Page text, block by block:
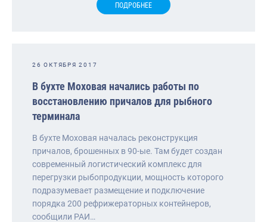
ПОДРОБНЕЕ
26 ОКТЯБРЯ 2017
В бухте Моховая начались работы по
восстановлению причалов для рыбного
терминала
В бухте Моховая началась реконструкция
причалов, брошенных в 90-ые. Там будет создан
современный логистический комплекс для
перегрузки рыбопродукции, мощность которого
подразумевает размещение и подключение
порядка 200 рефрижераторных контейнеров,
сообщили РАИ…